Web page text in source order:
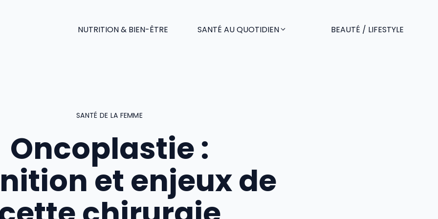
NUTRITION & BIEN-ÊTRE SANTÉ AU QUOTIDIEN BEAUTÉ / LIFESTYLE
SANTÉ DE LA FEMME
Oncoplastie :
et enjeux de